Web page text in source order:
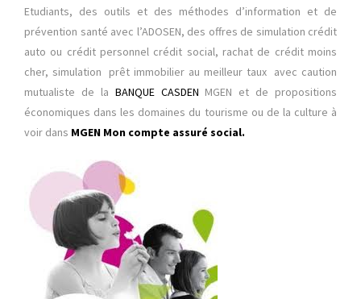
Etudiants, des outils et des méthodes d’information et de
prévention santé avec l’ADOSEN, des offres de simulation crédit
auto ou crédit personnel crédit social, rachat de crédit moins
cher, simulation prêt immobilier au meilleur taux avec caution
mutualiste de la BANQUE CASDEN MGEN et de propositions
économiques dans les domaines du tourisme ou de la culture à
voir dans MGEN Mon compte assuré social.